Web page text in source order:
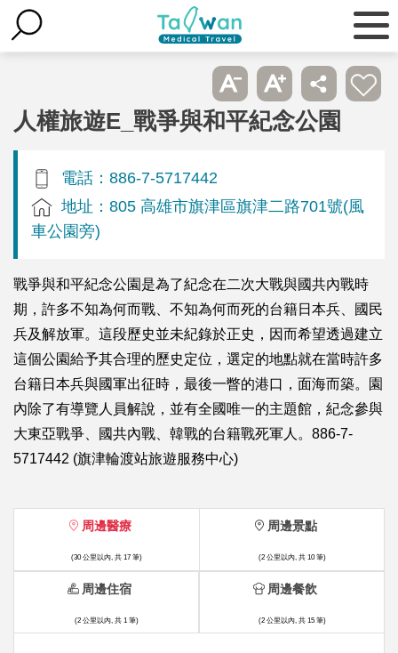
人權旅遊E_戰爭與和平紀念公園
電話：886-7-5717442
地址：805 高雄市旗津區旗津二路701號(風
車公園旁)
戰爭與和平紀念公園是為了紀念在二次大戰與國共內戰時
期，許多不知為何而戰、不知為何而死的台籍日本兵、國民
兵及解放軍。這段歷史並未紀錄於正史，因而希望透過建立
這個公園給予其合理的歷史定位，選定的地點就在當時許多
台籍日本兵與國軍出征時，最後一瞥的港口，面海而築。園
內除了有導覽人員解說，並有全國唯一的主題館，紀念參與
大東亞戰爭、國共內戰、韓戰的台籍戰死軍人。886-7-
5717442 (旗津輪渡站旅遊服務中心)
周邊醫療
(30 公里以內, 共 17 筆)
周邊景點
(2 公里以內, 共 10 筆)
周邊住宿
(2 公里以內, 共 1 筆)
周邊餐飲
(2 公里以內, 共 15 筆)